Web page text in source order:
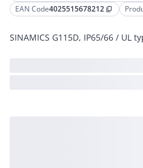
EAN Code4025515678212 content_copy
SINAMICS G115D, IP65/66 / UL